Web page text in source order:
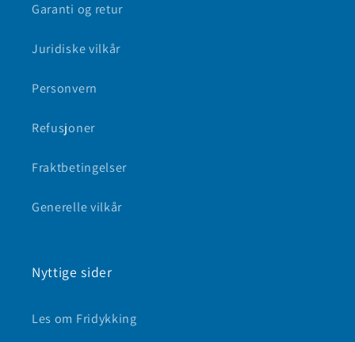
Garanti og retur
Juridiske vilkår
Personvern
Refusjoner
Fraktbetingelser
Generelle vilkår
Nyttige sider
Les om Fridykking